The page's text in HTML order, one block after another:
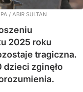
/ ABIR SULTAN
2025 roku
tragiczna.
dzieci zginęło